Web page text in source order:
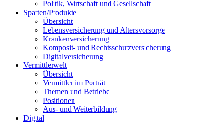
Politik, Wirtschaft und Gesellschaft
Sparten/Produkte
Übersicht
Lebensversicherung und Altersvorsorge
Krankenversicherung
Komposit- und Rechtsschutzversicherung
Digitalversicherung
Vermittlerwelt
Übersicht
Vermittler im Porträt
Themen und Betriebe
Positionen
Aus- und Weiterbildung
Digital